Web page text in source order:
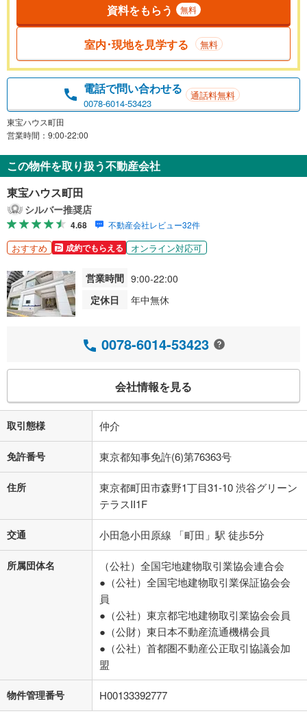
資料をもらう 無料
室内･現地を見学する 無料
電話で問い合わせる
0078-6014-53423
通話料無料
東宝ハウス町田
営業時間：9:00-22:00
この物件を取り扱う不動産会社
東宝ハウス町田
シルバー推奨店
4.68 不動産会社レビュー32件
おすすめ 成約でもらえる オンライン対応可
営業時間 9:00-22:00
定休日
年中無休
0078-6014-53423
会社情報を見る
取引態様 仲介
免許番号 東京都知事免許(6)第76363号
住所
東京都町田市森野1丁目31-10 渋谷グリーン
テラスII1F
交通 小田急小田原線 「町田」駅 徒歩5分
所属団体名
（公社）全国宅地建物取引業協会連合会
●（公社）全国宅地建物取引業保証協会会
員
●（公社）東京都宅地建物取引業協会会員
●（公財）東日本不動産流通機構会員
●（公社）首都圏不動産公正取引協議会加
盟
物件管理番号 H00133392777